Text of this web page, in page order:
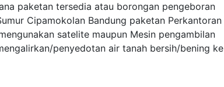
paketan tersedia atau borongan pengeboran
Cipamokolan Bandung paketan Perkantoran
satelite maupun Mesin pengambilan
penyedotan air tanah bersih/bening ke